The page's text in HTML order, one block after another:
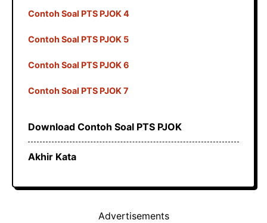
Contoh Soal PTS PJOK 4
Contoh Soal PTS PJOK 5
Contoh Soal PTS PJOK 6
Contoh Soal PTS PJOK 7
Download Contoh Soal PTS PJOK
Akhir Kata
Advertisements